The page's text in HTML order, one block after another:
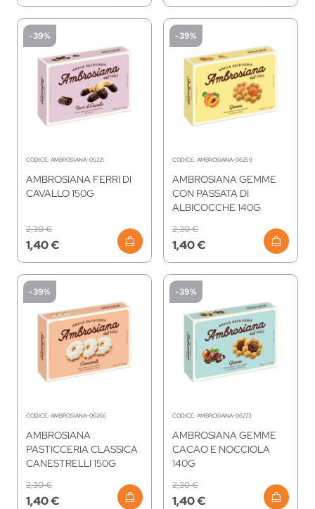
-39%
CODICE: AMBROSIANA-05221
AMBROSIANA FERRI DI
CAVALLO 150G
1,40 €
2,30 €
-39%
CODICE: AMBROSIANA-06259
AMBROSIANA GEMME
CON PASSATA DI
ALBICOCCHE 140G
1,40 €
2,30 €
-39%
CODICE: AMBROSIANA-06266
AMBROSIANA
PASTICCERIA CLASSICA
CANESTRELLI 150G
1,40 €
2,30 €
-39%
CODICE: AMBROSIANA-06273
AMBROSIANA GEMME
CACAO E NOCCIOLA
140G
1,40 €
2,30 €